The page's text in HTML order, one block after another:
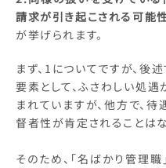
請求が引き起こされる可能
が挙げられます。
まず、1についてですが、後
要素として、ふさわしい処
まれていますが、他方で、
督者性が肯定されることは
そのため、「名ばかり管理